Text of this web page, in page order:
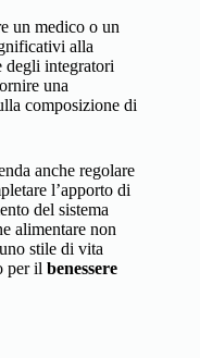
un medico o un
alla
degli integratori
una
composizione di
anche regolare
l’apporto di
del sistema
alimentare non
stile di vita
per il benessere